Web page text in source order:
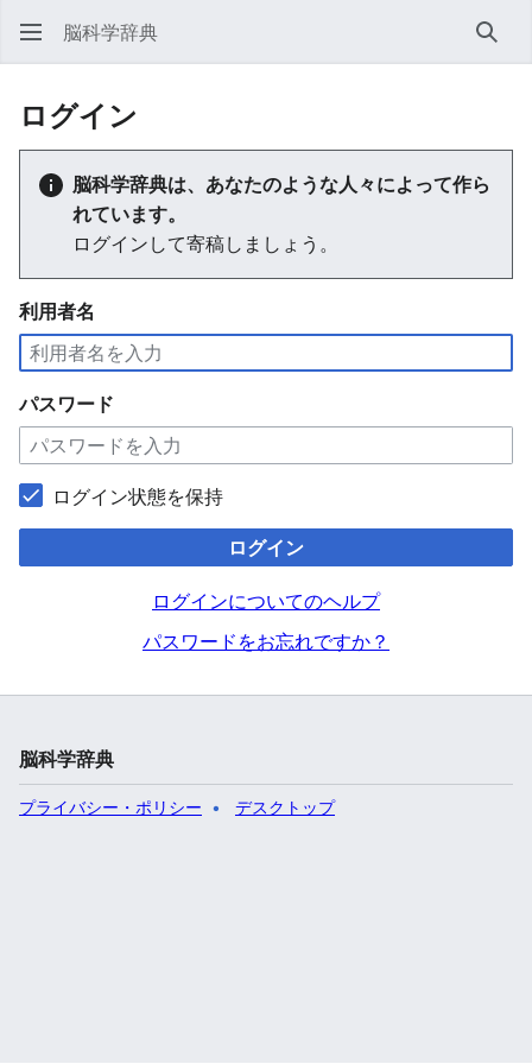
脳科学辞典 検索
ログイン
脳科学辞典は、あなたのような人々によって作ら
れています。
ログインして寄稿しましょう。
利用者名
パスワード
ログイン状態を保持
ログイン
ログインについてのヘルプ
パスワードをお忘れですか？
脳科学辞典
プライバシー・ポリシー デスクトップ